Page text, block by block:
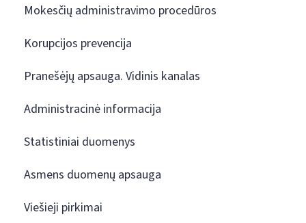
Mokesčių administravimo procedūros
Korupcijos prevencija
Pranešėjų apsauga. Vidinis kanalas
Administracinė informacija
Statistiniai duomenys
Asmens duomenų apsauga
Viešieji pirkimai